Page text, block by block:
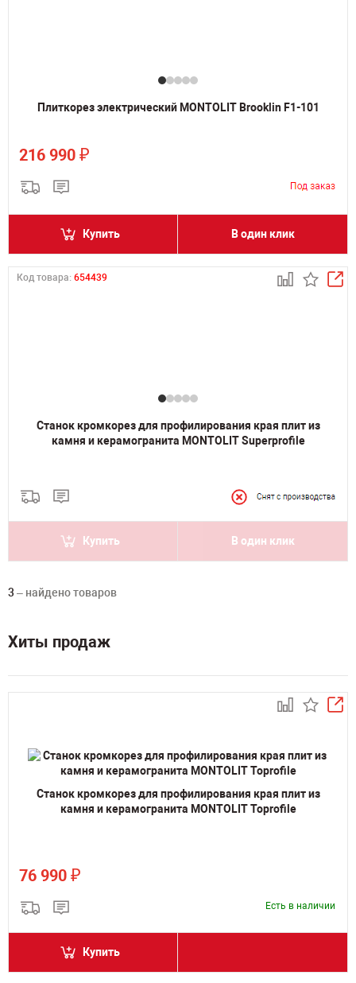
Плиткорез электрический MONTOLIT Brooklin F1-101
216 990 ₽
Купить В один клик
Код товара: 654439
Станок кромкорез для профилирования края плит из
камня и керамогранита MONTOLIT Superprofile
Купить В один клик
3 – найдено товаров
Хиты продаж
Станок кромкорез для профилирования края плит из
камня и керамогранита MONTOLIT Toprofile
76 990 ₽
Есть в наличии
Купить